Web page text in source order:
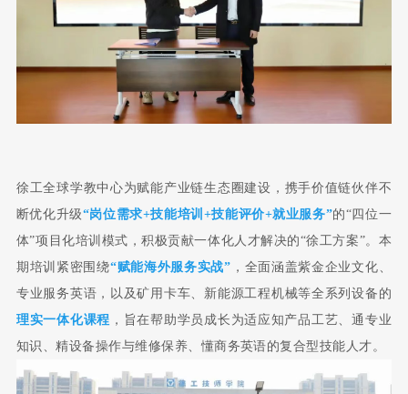
徐工全球学教中心为赋能产业链生态圈建设，携手价值链伙伴不
断优化升级“岗位需求+技能培训+技能评价+就业服务”的“四位一
体”项目化培训模式，积极贡献一体化人才解决的“徐工方案”。本
期 培训紧密围绕“赋能海外服务实战” ，全面涵盖紫金企业文化、
专业服务英语，以及矿用卡车、新能源工程机械等全系列设备的
理实一体化课程 ，旨在帮助学员成长为适应知产品工艺、通专业
知识、精设备操作与维修保养、懂商务英语的复合型技能人才。